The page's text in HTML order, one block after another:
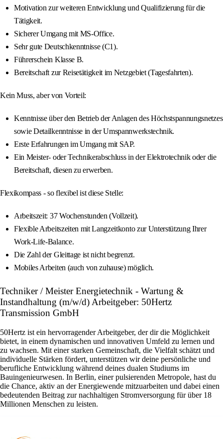
Motivation zur weiteren Entwicklung und Qualifizierung für die
Tätigkeit.
Sicherer Umgang mit MS-Office.
Sehr gute Deutschkenntnisse (C1).
Führerschein Klasse B.
Bereitschaft zur Reisetätigkeit im Netzgebiet (Tagesfahrten).
Kein Muss, aber von Vorteil:
Kenntnisse über den Betrieb der Anlagen des Höchstspannungsnetzes
sowie Detailkenntnisse in der Umspannwerkstechnik.
Erste Erfahrungen im Umgang mit SAP.
Ein Meister- oder Technikerabschluss in der Elektrotechnik oder die
Bereitschaft, diesen zu erwerben.
Flexikompass - so flexibel ist diese Stelle:
Arbeitszeit: 37 Wochenstunden (Vollzeit).
Flexible Arbeitszeiten mit Langzeitkonto zur Unterstützung Ihrer
Work-Life-Balance.
Die Zahl der Gleittage ist nicht begrenzt.
Mobiles Arbeiten (auch von zuhause) möglich.
Techniker / Meister Energietechnik - Wartung &
Instandhaltung (m/w/d) Arbeitgeber: 50Hertz
Transmission GmbH
50Hertz ist ein hervorragender Arbeitgeber, der dir die Möglichkeit
bietet, in einem dynamischen und innovativen Umfeld zu lernen und
zu wachsen. Mit einer starken Gemeinschaft, die Vielfalt schätzt und
individuelle Stärken fördert, unterstützen wir deine persönliche und
berufliche Entwicklung während deines dualen Studiums im
Bauingenieurwesen. In Berlin, einer pulsierenden Metropole, hast du
die Chance, aktiv an der Energiewende mitzuarbeiten und dabei einen
bedeutenden Beitrag zur nachhaltigen Stromversorgung für über 18
Millionen Menschen zu leisten.